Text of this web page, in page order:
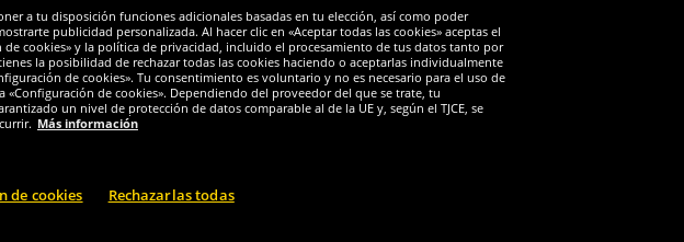
a tu disposición funciones adicionales basadas en tu elección, así como poder
publicidad personalizada. Al hacer clic en «Aceptar todas las cookies» aceptas el
cookies» y la política de privacidad, incluido el procesamiento de tus datos tanto por
la posibilidad de rechazar todas las cookies haciendo o aceptarlas individualmente
de cookies». Tu consentimiento es voluntario y no es necesario para el uso de
de cookies». Dependiendo del proveedor del que se trate, tu
un nivel de protección de datos comparable al de la UE y, según el TJCE, se
Más información
de cookies Rechazarlas todas